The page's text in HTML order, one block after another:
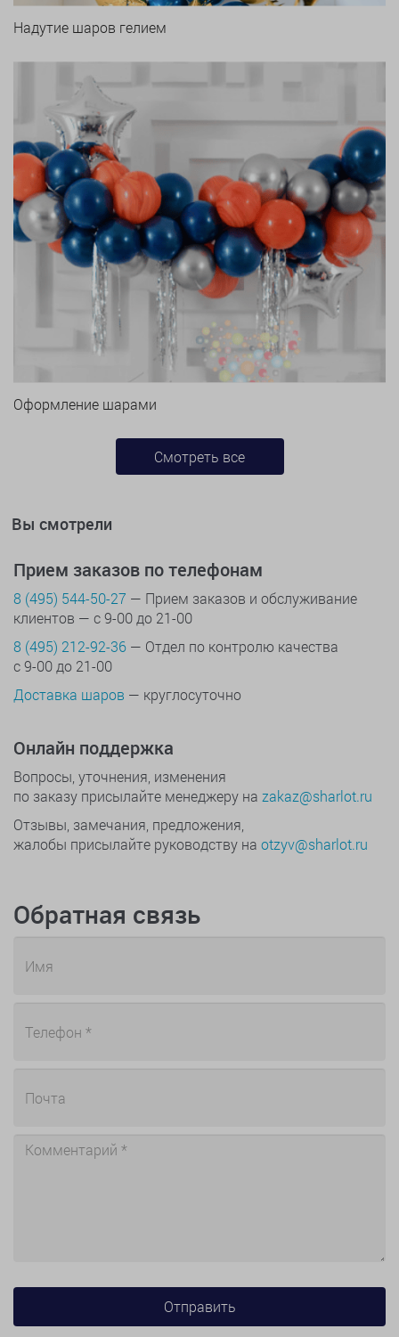
Надутие шаров гелием
Оформление шарами
Смотреть все
Вы смотрели
Прием заказов по телефонам
8 (495) 544-50-27 — Прием заказов и обслуживание
клиентов — с 9-00 до 21-00
8 (495) 212-92-36 — Отдел по контролю качества
с 9-00 до 21-00
Доставка шаров — круглосуточно
Онлайн поддержка
Вопросы, уточнения, изменения
по заказу присылайте менеджеру на zakaz@sharlot.ru
Отзывы, замечания, предложения,
жалобы присылайте руководству на otzyv@sharlot.ru
Обратная связь